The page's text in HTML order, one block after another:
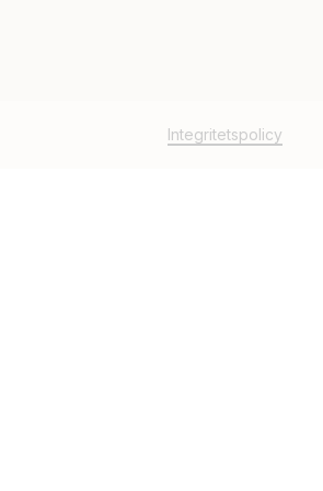
Integritetspolicy